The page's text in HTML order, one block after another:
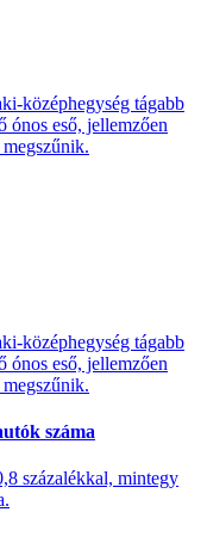
középhegység tágabb
ónos eső, jellemzően
középhegység tágabb
ónos eső, jellemzően
száma
százalékkal, mintegy